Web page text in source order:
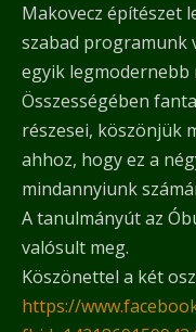
Makovecz építészet
szabad programunk
egyik legmodernebb
Összességében
részesei, köszönjük
ahhoz, hogy ez a
mindannyiunk
A tanulmányút az
valósult meg.
Köszönettel a két
https://